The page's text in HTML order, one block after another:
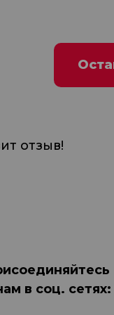
отзыв!
в соц. сетях: